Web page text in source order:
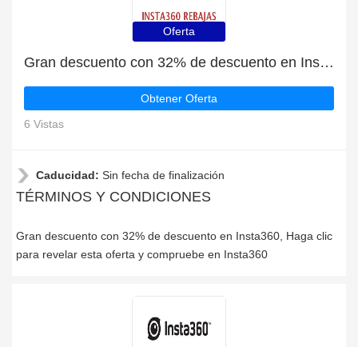
Oferta
Gran descuento con 32% de descuento en Insta360
Obtener Oferta
6 Vistas
Caducidad: Sin fecha de finalización
TÉRMINOS Y CONDICIONES
Gran descuento con 32% de descuento en Insta360, Haga clic
para revelar esta oferta y compruebe en Insta360